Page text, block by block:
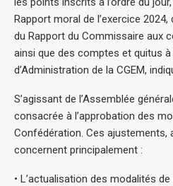
Rapport moral de l’exercice
du Rapport du Commissaire aux
ainsi que des comptes et quitus
d’Administration de la CGEM,
S’agissant de l’Assemblée
consacrée à l’approbation des
Confédération. Ces ajustements,
concernent principalement :
• L’actualisation des modalités